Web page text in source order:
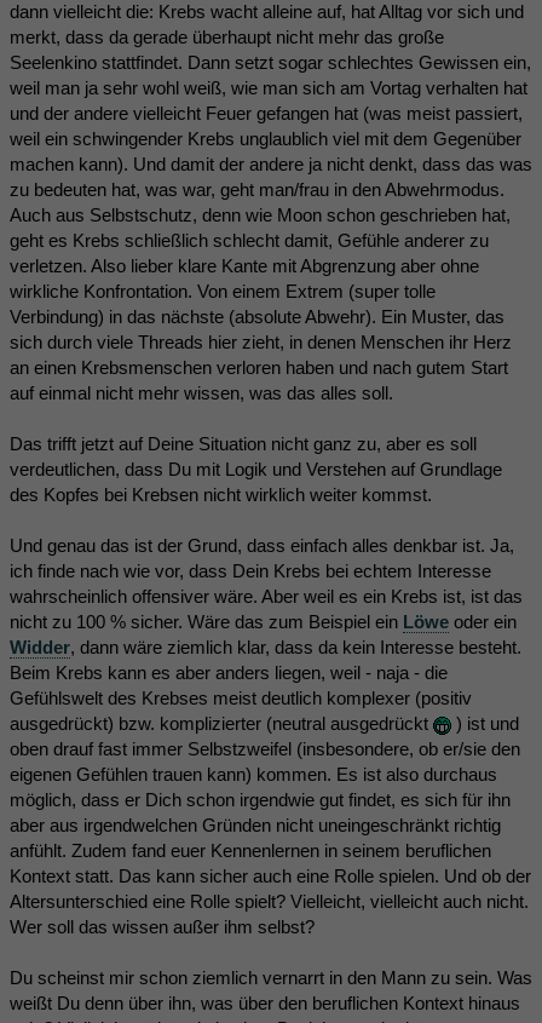
dann vielleicht die: Krebs wacht alleine auf, hat Alltag vor sich und
merkt, dass da gerade überhaupt nicht mehr das große
Seelenkino stattfindet. Dann setzt sogar schlechtes Gewissen ein,
weil man ja sehr wohl weiß, wie man sich am Vortag verhalten hat
und der andere vielleicht Feuer gefangen hat (was meist passiert,
weil ein schwingender Krebs unglaublich viel mit dem Gegenüber
machen kann). Und damit der andere ja nicht denkt, dass das was
zu bedeuten hat, was war, geht man/frau in den Abwehrmodus.
Auch aus Selbstschutz, denn wie Moon schon geschrieben hat,
geht es Krebs schließlich schlecht damit, Gefühle anderer zu
verletzen. Also lieber klare Kante mit Abgrenzung aber ohne
wirkliche Konfrontation. Von einem Extrem (super tolle
Verbindung) in das nächste (absolute Abwehr). Ein Muster, das
sich durch viele Threads hier zieht, in denen Menschen ihr Herz
an einen Krebsmenschen verloren haben und nach gutem Start
auf einmal nicht mehr wissen, was das alles soll.
Das trifft jetzt auf Deine Situation nicht ganz zu, aber es soll
verdeutlichen, dass Du mit Logik und Verstehen auf Grundlage
des Kopfes bei Krebsen nicht wirklich weiter kommst.
Und genau das ist der Grund, dass einfach alles denkbar ist. Ja,
ich finde nach wie vor, dass Dein Krebs bei echtem Interesse
wahrscheinlich offensiver wäre. Aber weil es ein Krebs ist, ist das
nicht zu 100 % sicher. Wäre das zum Beispiel ein Löwe oder ein
Widder, dann wäre ziemlich klar, dass da kein Interesse besteht.
Beim Krebs kann es aber anders liegen, weil - naja - die
Gefühlswelt des Krebses meist deutlich komplexer (positiv
ausgedrückt) bzw. komplizierter (neutral ausgedrückt
) ist und
oben drauf fast immer Selbstzweifel (insbesondere, ob er/sie den
eigenen Gefühlen trauen kann) kommen. Es ist also durchaus
möglich, dass er Dich schon irgendwie gut findet, es sich für ihn
aber aus irgendwelchen Gründen nicht uneingeschränkt richtig
anfühlt. Zudem fand euer Kennenlernen in seinem beruflichen
Kontext statt. Das kann sicher auch eine Rolle spielen. Und ob der
Altersunterschied eine Rolle spielt? Vielleicht, vielleicht auch nicht.
Wer soll das wissen außer ihm selbst?
Du scheinst mir schon ziemlich vernarrt in den Mann zu sein. Was
weißt Du denn über ihn, was über den beruflichen Kontext hinaus